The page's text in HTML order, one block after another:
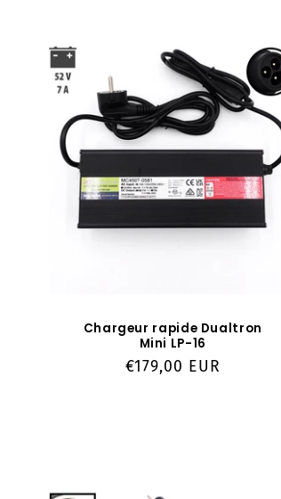
c
t
Chargeur rapide Dualtron
Mini LP-16
Prix
€179,00 EUR